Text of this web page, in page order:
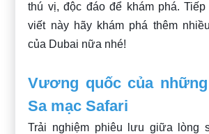
thú vị, độc đáo để khám phá. Tiếp
viết này hãy khám phá thêm
của Dubai nữa nhé!
Vương quốc của
Sa mạc Safari
Trải nghiệm phiêu lưu giữa lòng